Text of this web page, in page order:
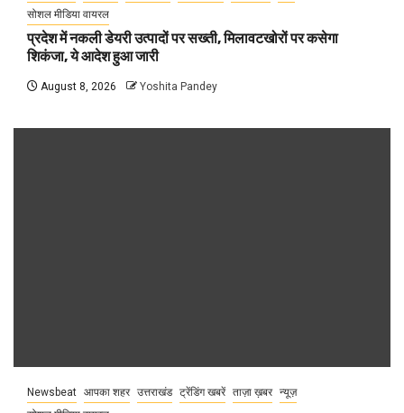
सोशल मीडिया वायरल
प्रदेश में नकली डेयरी उत्पादों पर सख्ती, मिलावटखोरों पर कसेगा
शिकंजा, ये आदेश हुआ जारी
August 8, 2026 Yoshita Pandey
Newsbeat आपका शहर उत्तराखंड ट्रेंडिंग खबरें ताज़ा ख़बर न्यूज़